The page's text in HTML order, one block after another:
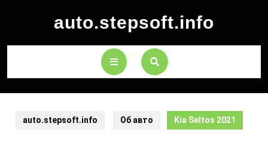
auto.stepsoft.info
auto.stepsoft.info Об авто Kia Seltos 2021